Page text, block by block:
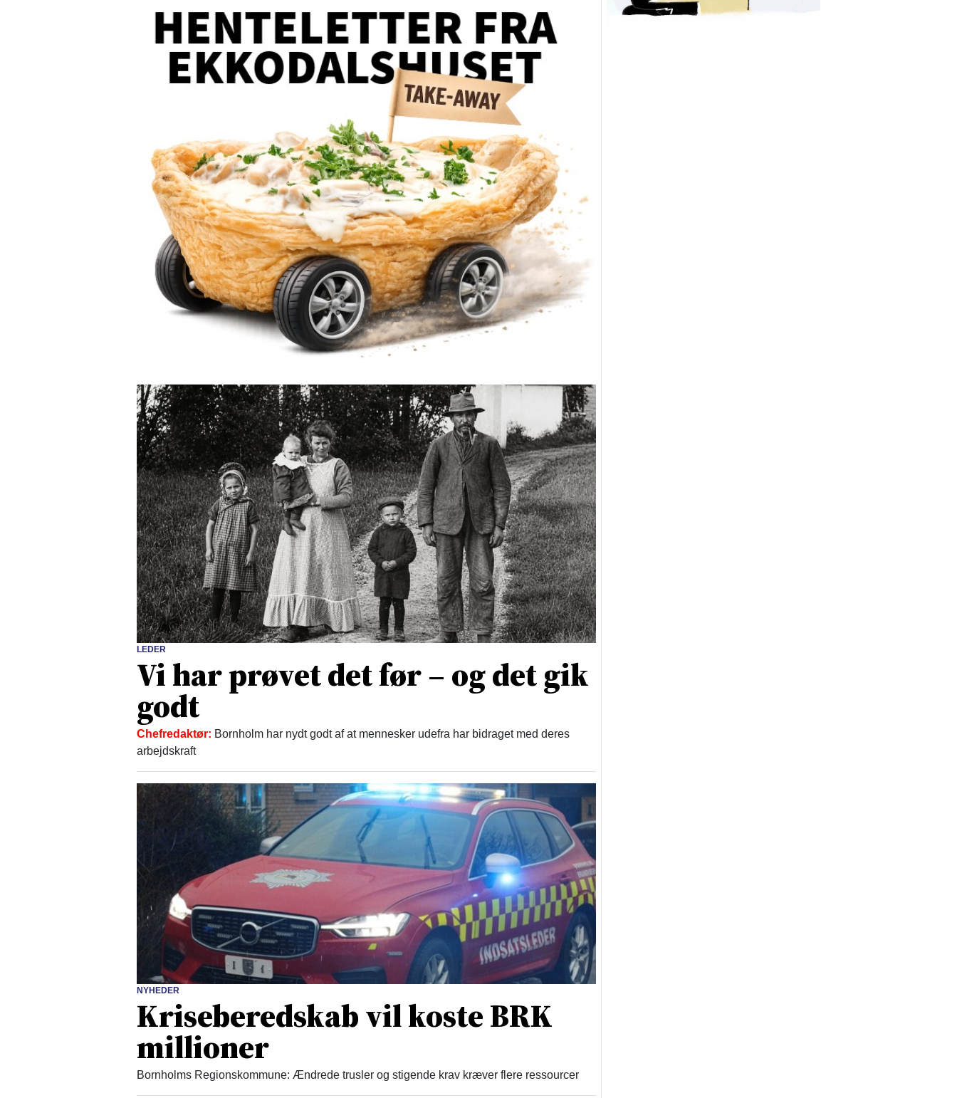
LEDER
Vi har prøvet det før – og det gik
godt
Chefredaktør: Bornholm har nydt godt af at mennesker udefra har bidraget med deres
arbejdskraft
NYHEDER
Kriseberedskab vil koste BRK
millioner
Bornholms Regionskommune: Ændrede trusler og stigende krav kræver flere ressourcer